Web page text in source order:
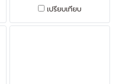
สำหรับก่อสร้าง,งานตกแต่ง
เปรียบเทียบ